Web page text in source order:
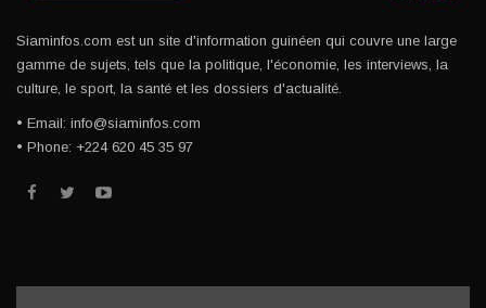
Siaminfos.com est un site d'information guinéen qui couvre une large
gamme de sujets, tels que la politique, l'économie, les interviews, la
culture, le sport, la santé et les dossiers d'actualité.
• Email: info@siaminfos.com
• Phone: +224 620 45 35 97